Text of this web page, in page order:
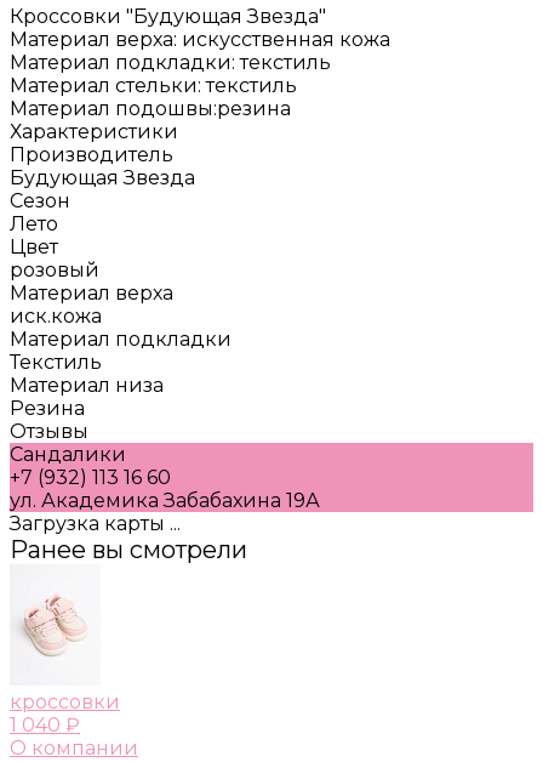
Кроссовки "Будующая Звезда"
Материал верха: искусственная кожа
Материал подкладки: текстиль
Материал стельки: текстиль
Материал подошвы:резина
Характеристики
Производитель
Будующая Звезда
Сезон
Лето
Цвет
розовый
Материал верха
иск.кожа
Материал подкладки
Текстиль
Материал низа
Резина
Отзывы
Сандалики
+7 (932) 113 16 60
ул. Академика Забабахина 19А
Загрузка карты ...
Ранее вы смотрели
кроссовки
1 040 ₽
О компании